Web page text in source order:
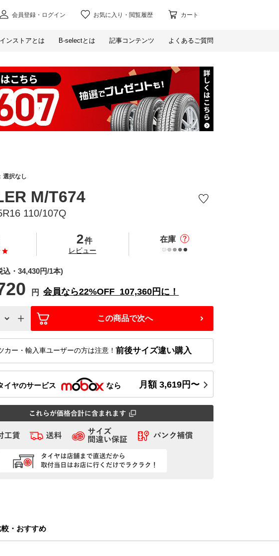
会員登録・ログイン お気に入り ・ 閲覧履歴 カート
ンストアとは B-selectとは 記事コンテンツ よくあるご質問
選択なし
M/T674
110/107Q
2件
の
レビュー
在庫
込・ 34,430円/1本)
円 会員なら22%OFF 107,360 円に！
この商品で次へ
カー・輸入車ユーザーの方は注意！ 前後サイズ違い購入
イヤのサービス なら 月額 3,619円〜
較・おすすめ